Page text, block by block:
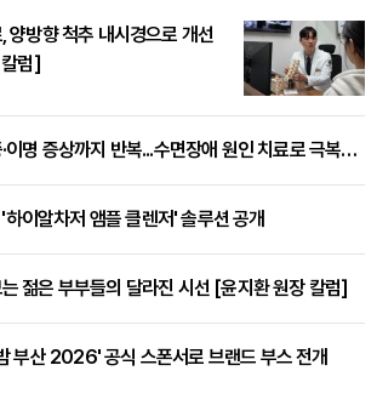
양방향 척추 내시경으로 개선
럼]
불면증과 어지럼증·이명 증상까지 반복...수면장애 원인 치료로 극복해야
이알차저 앰플 클렌저' 솔루션 공개
젊은 부부들의 달라진 시선 [윤지환 원장 칼럼]
부산 2026' 공식 스폰서로 브랜드 부스 전개